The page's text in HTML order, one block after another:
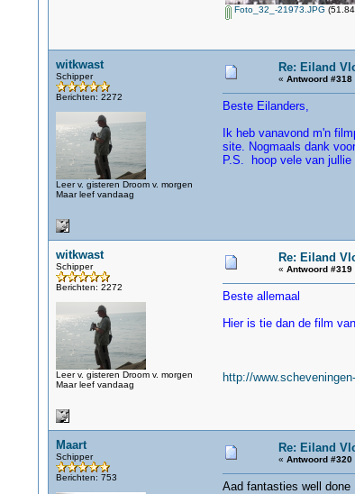
Foto_32_-21973.JPG
witkwast
Schipper
Berichten: 2272
Leer v. gisteren Droom v. morgen
Maar leef vandaag
Re: Eiland
« Antwoord #318
Beste Eilanders,
Ik heb vanavond m'n
site. Nogmaals dank
P.S. hoop vele van
witkwast
Schipper
Berichten: 2272
Leer v. gisteren Droom v. morgen
Maar leef vandaag
Re: Eiland
« Antwoord #319
Beste allemaal
Hier is tie dan de film
http://
Maart
Schipper
Berichten: 753
Re: Eiland
« Antwoord #320
Aad fantasties well done